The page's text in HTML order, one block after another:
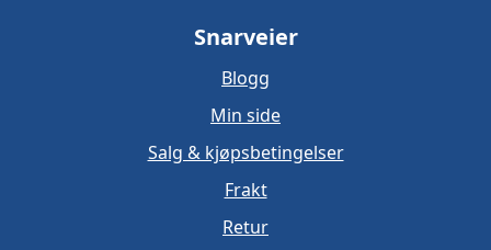
Snarveier
Blogg
Min side
Salg & kjøpsbetingelser
Frakt
Retur